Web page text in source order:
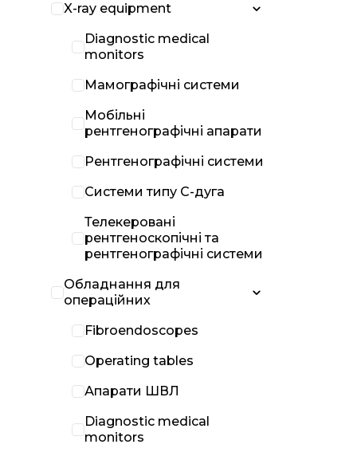
X-ray equipment
Diagnostic medical
monitors
Мамографічні системи
Мобільні
рентгенографічні апарати
Рентгенографічні системи
Системи типу С-дуга
Телекеровані
рентгеноскопічні та
рентгенографічні системи
Обладнання для
операційних
Fibroendoscopes
Operating tables
Апарати ШВЛ
Diagnostic medical
monitors